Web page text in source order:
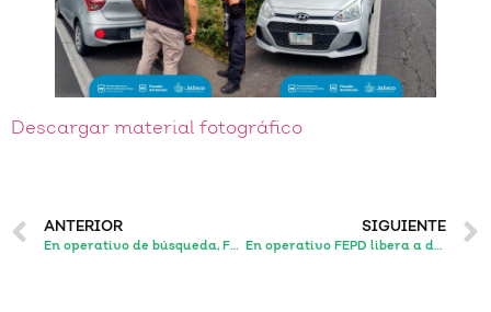
Descargar material fotográfico
ANTERIOR
En operativo de búsqueda, FEPD detuvo a una persona y asegura un automóvil, armas de fuego y ropa táctica en Zapopan
SIGUIENTE
En operativo FEPD libera a dos hombres privados de la libertad en Zapopan